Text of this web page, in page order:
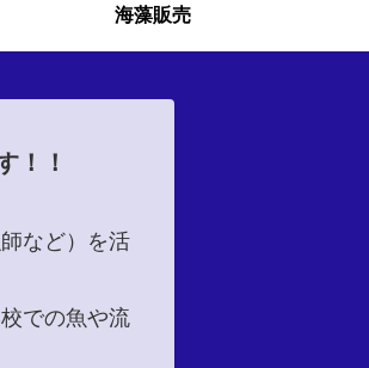
海藻販売
！！
など）を活
での魚や流